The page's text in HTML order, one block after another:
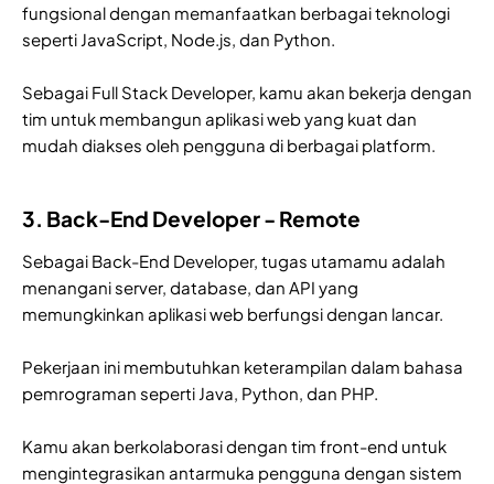
fungsional dengan memanfaatkan berbagai teknologi
seperti JavaScript, Node.js, dan Python.
Sebagai Full Stack Developer, kamu akan bekerja dengan
tim untuk membangun aplikasi web yang kuat dan
mudah diakses oleh pengguna di berbagai platform.
3. Back-End Developer - Remote
Sebagai Back-End Developer, tugas utamamu adalah
menangani server, database, dan API yang
memungkinkan aplikasi web berfungsi dengan lancar.
Pekerjaan ini membutuhkan keterampilan dalam bahasa
pemrograman seperti Java, Python, dan PHP.
Kamu akan berkolaborasi dengan tim front-end untuk
mengintegrasikan antarmuka pengguna dengan sistem